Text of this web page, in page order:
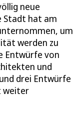
neue
Stadt hat am
um
werden zu
Entwürfe von
und
drei Entwürfe
weiter